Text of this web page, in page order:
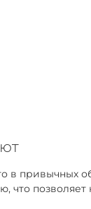
в привычных
что позволяет